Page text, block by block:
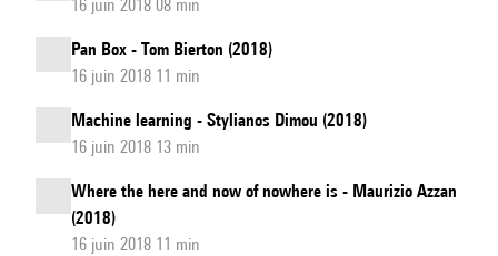
16 juin 2018 08 min
Pan Box - Tom Bierton (2018)
16 juin 2018 11 min
Machine learning - Stylianos Dimou (2018)
16 juin 2018 13 min
Where the here and now of nowhere is - Maurizio Azzan
(2018)
16 juin 2018 11 min